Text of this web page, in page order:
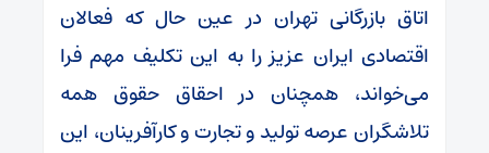
اتاق بازرگانی تهران در عین حال که فعالان
اقتصادی ایران عزیز را به این تکلیف مهم فرا
می‌خواند، همچنان در احقاق حقوق همه
تلاشگران عرصه تولید و تجارت و کارآفرینان، این